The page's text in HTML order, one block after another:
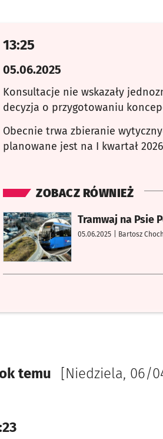
13:25
05.06.2025
Konsultacje nie wskazały
decyzja o przygotowaniu
Obecnie trwa zbieranie
planowane jest na I kwartał
ZOBACZ RÓWNIEŻ
Tramwaj na Psie
05.06.2025 | Bartosz
otworzy się w nowej karcie
temu [Niedziela, 06/